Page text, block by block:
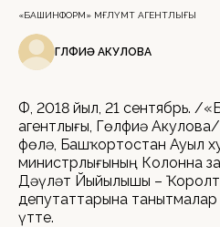
«БАШИНФОРМ» МӘҒЛҮМӘТ АГЕНТЛЫҒЫ
ГӨЛФИӘ АКУЛОВА
ӨФӨ, 2018 йыл, 21 сентябрь.
агентлығы, Гөлфиә
Өфөлә, Башҡортостан Ауыл
министрлығының Колонна
Дәүләт Йыйылышы –
депутаттарына
үтте.